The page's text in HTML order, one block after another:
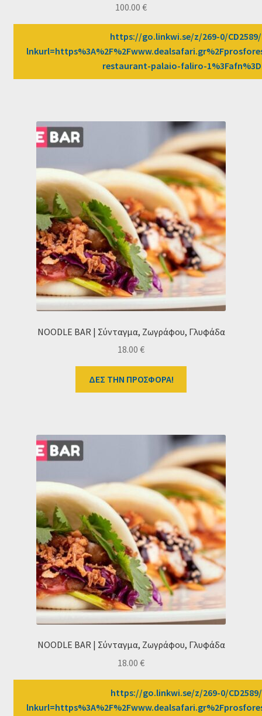
100.00 €
https://go.linkwi.se/z/269-0/
restaurant-palaio-faliro-
NOODLE BAR | Σύνταγμα, Ζωγράφου, Γλυφάδα
18.00 €
ΔΕΣ ΤΗΝ ΠΡΟΣΦΟΡΑ!
NOODLE BAR | Σύνταγμα, Ζωγράφου, Γλυφάδα
18.00 €
https://go.linkwi.se/z/269-0/